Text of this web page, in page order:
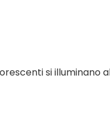
si illuminano